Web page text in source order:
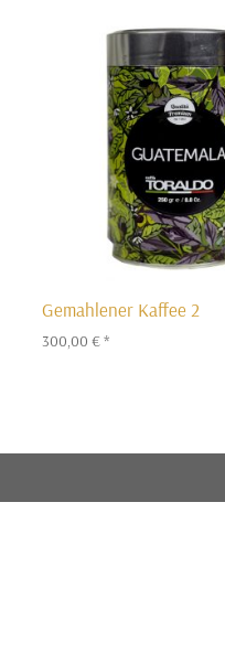
Gemahlener Kaffee 2
300,00€*